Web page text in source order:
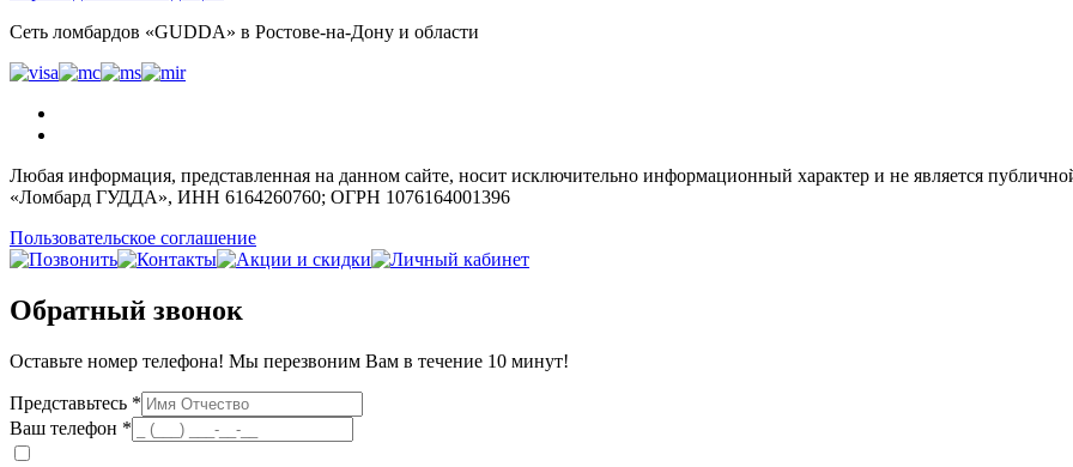
Сеть ломбардов «GUDDA» в Ростове-на-Дону и области
Любая информация, представленная на данном сайте, носит исключительно информационный характер и не является
«Ломбард ГУДДА», ИНН 6164260760; ОГРН 1076164001396
Пользовательское соглашение
Обратный звонок
Оставьте номер телефона! Мы перезвоним Вам в течение 10 минут!
Представьтесь *
Ваш телефон *